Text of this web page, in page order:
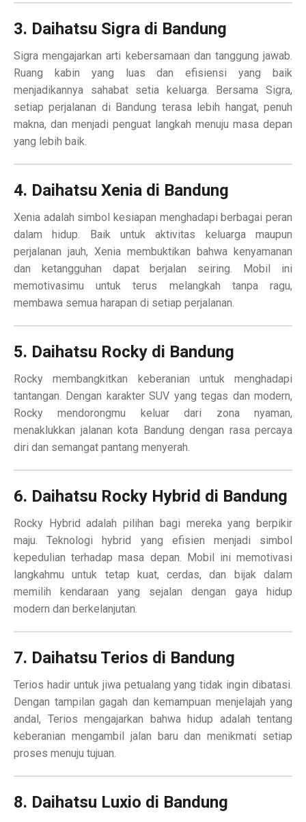
3. Daihatsu Sigra di Bandung
Sigra mengajarkan arti kebersamaan dan tanggung jawab.
Ruang kabin yang luas dan efisiensi yang baik
menjadikannya sahabat setia keluarga. Bersama Sigra,
setiap perjalanan di Bandung terasa lebih hangat, penuh
makna, dan menjadi penguat langkah menuju masa depan
yang lebih baik.
4. Daihatsu Xenia di Bandung
Xenia adalah simbol kesiapan menghadapi berbagai peran
dalam hidup. Baik untuk aktivitas keluarga maupun
perjalanan jauh, Xenia membuktikan bahwa kenyamanan
dan ketangguhan dapat berjalan seiring. Mobil ini
memotivasimu untuk terus melangkah tanpa ragu,
membawa semua harapan di setiap perjalanan.
5. Daihatsu Rocky di Bandung
Rocky membangkitkan keberanian untuk menghadapi
tantangan. Dengan karakter SUV yang tegas dan modern,
Rocky mendorongmu keluar dari zona nyaman,
menaklukkan jalanan kota Bandung dengan rasa percaya
diri dan semangat pantang menyerah.
6. Daihatsu Rocky Hybrid di Bandung
Rocky Hybrid adalah pilihan bagi mereka yang berpikir
maju. Teknologi hybrid yang efisien menjadi simbol
kepedulian terhadap masa depan. Mobil ini memotivasi
langkahmu untuk tetap kuat, cerdas, dan bijak dalam
memilih kendaraan yang sejalan dengan gaya hidup
modern dan berkelanjutan.
7. Daihatsu Terios di Bandung
Terios hadir untuk jiwa petualang yang tidak ingin dibatasi.
Dengan tampilan gagah dan kemampuan menjelajah yang
andal, Terios mengajarkan bahwa hidup adalah tentang
keberanian mengambil jalan baru dan menikmati setiap
proses menuju tujuan.
8. Daihatsu Luxio di Bandung